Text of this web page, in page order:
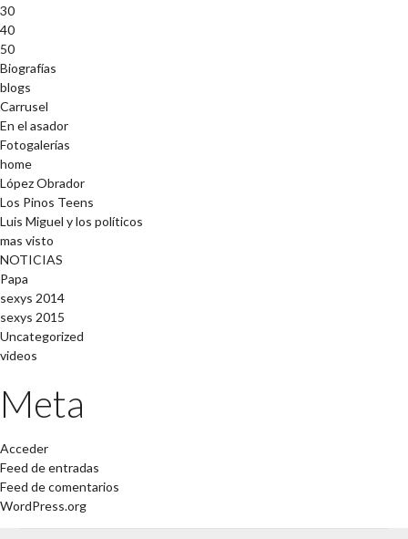
30
40
50
Biografías
blogs
Carrusel
En el asador
Fotogalerías
home
López Obrador
Los Pinos Teens
Luis Miguel y los políticos
mas visto
NOTICIAS
Papa
sexys 2014
sexys 2015
Uncategorized
videos
Meta
Acceder
Feed de entradas
Feed de comentarios
WordPress.org